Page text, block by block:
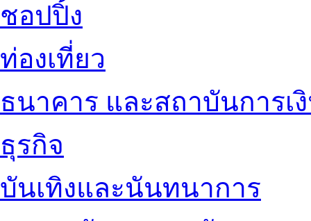
ชอปปิ้ง
ท่องเที่ยว
ธนาคาร และสถาบันการเ
ธุรกิจ
บันเทิงและนันทนาการ